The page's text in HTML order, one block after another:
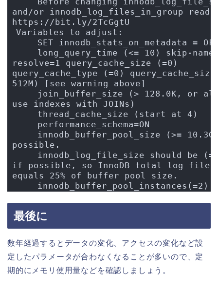
and/or innodb_log_files_in_group
https://bit.ly/2TcGgtU
Variables to adjust:
SET innodb_stats_on_metadata =
long_query_time (<= 10) skip-
resolve=1 query_cache_size (=0)
query_cache_type (=0)
512M) [see warning above]
join_buffer_size (> 128.0K, or
use indexes with JOINs)
    thread_cache_size (start at 4)
    performance_schema=ON
innodb_buffer_pool_size (>=
possible.
innodb_log_file_size should be
if possible, so InnoDB total log files
equals 25% of buffer pool size.
    innodb_buffer_pool_instances(=2)
最後に
数年経過するとデータの変化、アクセスの変化など設
定したパラメータが合わなくなることが多いので、定
期的にメモリ使用量などを確認しましょう。